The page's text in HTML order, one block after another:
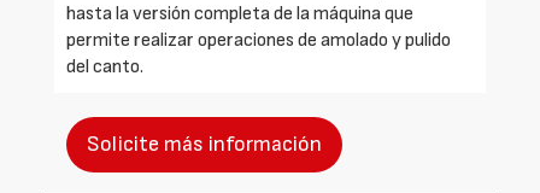
hasta la versión completa de la máquina que
permite realizar operaciones de amolado y pulido
del canto.
Solicite más información